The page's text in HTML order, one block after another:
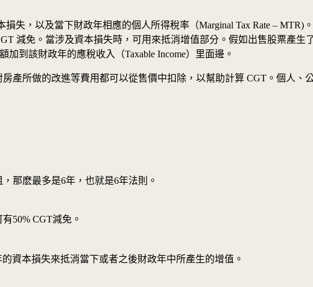
失，以及當下財政年相應的個人所得稅率（Marginal Tax Rate – MTR)。
減免。當涉及資本損失時，可用來抵消增值部分。假如出售股票產生
到該財政年的應稅收入（Taxable Income）里面邊。
產所做的改進等費用都可以從售價中扣除，以幫助計算 CGT。個人、
那麽最多是6年，也就是6年法則。
50% CGT減免。
資本損失來抵消當下或者之後財政年中所產生的增值。